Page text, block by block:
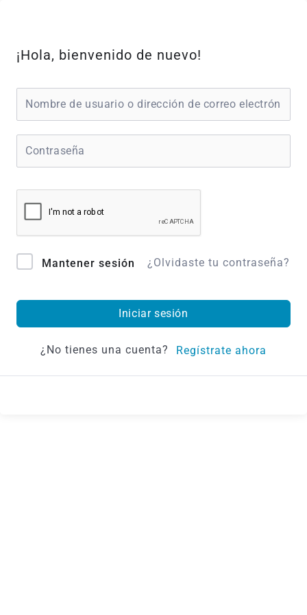
contenido
¡Hola, bienvenido de nuevo!
Mantener sesión ¿Olvidaste tu contraseña?
Iniciar sesión
¿No tienes una cuenta? Regístrate ahora